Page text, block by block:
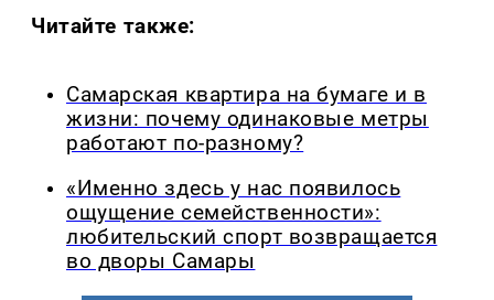
Читайте также:
Самарская квартира на бумаге и в
жизни: почему одинаковые метры
работают по-разному?
«Именно здесь у нас появилось
ощущение семейственности»:
любительский спорт возвращается
во дворы Самары